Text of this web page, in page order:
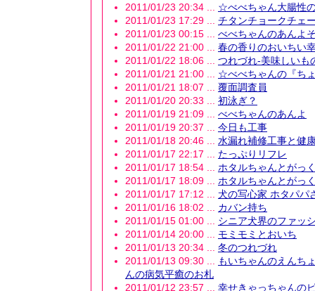
2011/01/23 20:34 ... ☆べべちゃん大腸性
2011/01/23 17:29 ... チタンチョークチェ
2011/01/23 00:15 ... べべちゃんのあんよ
2011/01/22 21:00 ... 春の香りのおいちい
2011/01/22 18:06 ... つれづれ-美味しいも
2011/01/21 21:00 ... ☆べべちゃんの『ち
2011/01/21 18:07 ... 覆面調査員
2011/01/20 20:33 ... 初泳ぎ？
2011/01/19 21:09 ... べべちゃんのあんよ
2011/01/19 20:37 ... 今日も工事
2011/01/18 20:46 ... 水漏れ補修工事と健
2011/01/17 22:17 ... たっぷりリフレ
2011/01/17 18:54 ... ホタルちゃんとがっ
2011/01/17 18:09 ... ホタルちゃんとがっ
2011/01/17 17:12 ... 犬の写心家 ホタパパ
2011/01/16 18:02 ... カバン持ち
2011/01/15 01:00 ... シニア犬界のファッ
2011/01/14 20:00 ... モミモミとおいち
2011/01/13 20:34 ... 冬のつれづれ
2011/01/13 09:30 ...
もいちゃんのえんち
んの病気平癒のお札
2011/01/12 23:57 ... 幸せきゃっちゃんの